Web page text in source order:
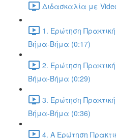
Διδασκαλία με
1. Ερώτηση
Βήμα-Βήμα (0:17)
2. Ερώτηση
Βήμα-Βήμα (0:29)
3. Ερώτηση
Βήμα-Βήμα (0:36)
4. Α Ερώτηση